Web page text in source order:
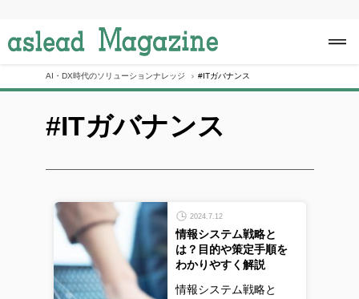
c
AI・DX時代のソリューションナレッジ #ITガバナンス
#ITガバナンス
2024.7.12
情報システム戦略と
は？目的や策定手順を
わかりやすく解説
情報システム戦略と